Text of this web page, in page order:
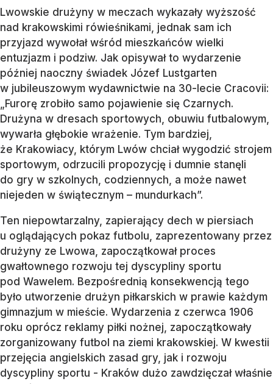
Lwowskie drużyny w meczach wykazały wyższość
nad krakowskimi rówieśnikami, jednak sam ich
przyjazd wywołał wśród mieszkańców wielki
entuzjazm i podziw. Jak opisywał to wydarzenie
później naoczny świadek Józef Lustgarten
w jubileuszowym wydawnictwie na 30-lecie Cracovii:
„Furorę zrobiło samo pojawienie się Czarnych.
Drużyna w dresach sportowych, obuwiu futbalowym,
wywarła głębokie wrażenie. Tym bardziej,
że Krakowiacy, którym Lwów chciał wygodzić strojem
sportowym, odrzucili propozycję i dumnie stanęli
do gry w szkolnych, codziennych, a może nawet
niejeden w świątecznym – mundurkach”.
Ten niepowtarzalny, zapierający dech w piersiach
u oglądających pokaz futbolu, zaprezentowany przez
drużyny ze Lwowa, zapoczątkował proces
gwałtownego rozwoju tej dyscypliny sportu
pod Wawelem. Bezpośrednią konsekwencją tego
było utworzenie drużyn piłkarskich w prawie każdym
gimnazjum w mieście. Wydarzenia z czerwca 1906
roku oprócz reklamy piłki nożnej, zapoczątkowały
zorganizowany futbol na ziemi krakowskiej. W kwestii
przejęcia angielskich zasad gry, jak i rozwoju
dyscypliny sportu - Kraków dużo zawdzięczał właśnie